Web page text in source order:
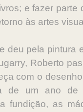
e fazer parte
às artes
deu pela pintura
Roberto
com o
de um ano
fundição, as